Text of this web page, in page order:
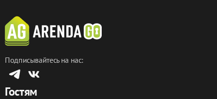
Подписывайтесь на нас:
Гостям